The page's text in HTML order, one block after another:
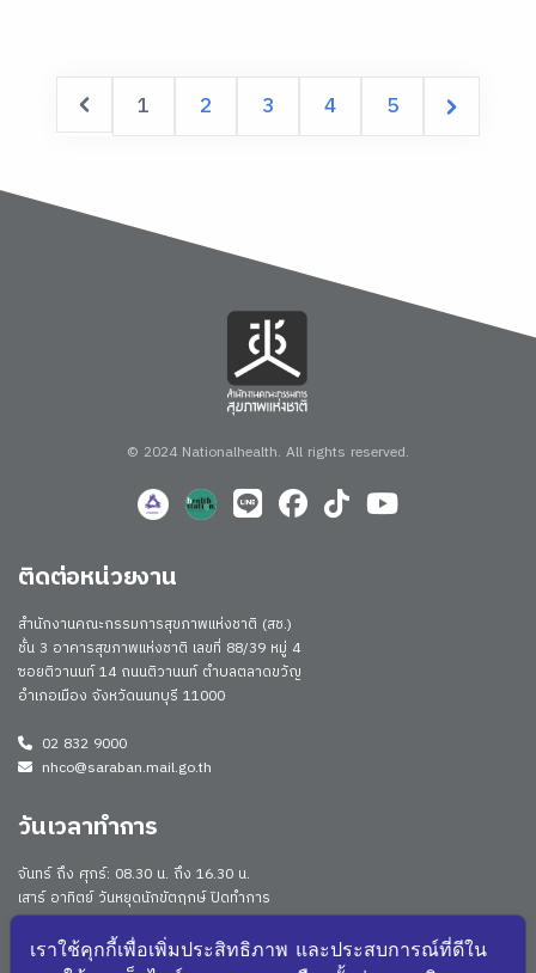
1 2 3 4 5
© 2024 Nationalhealth. All rights reserved.
ติดต่อหน่วยงาน
สำนักงานคณะกรรมการสุขภาพแห่งชาติ (สช.)
ชั้น 3 อาคารสุขภาพแห่งชาติ เลขที่ 88/39 หมู่ 4
ซอยติวานนท์ 14 ถนนติวานนท์ ตำบลตลาดขวัญ
อำเภอเมือง จังหวัดนนทบุรี 11000
02 832 9000
nhco@saraban.mail.go.th
วันเวลาทำการ
จันทร์ ถึง ศุกร์: 08.30 น. ถึง 16.30 น.
เสาร์ อาทิตย์ วันหยุดนักขัตฤกษ์ ปิดทำการ
Work From Anywhere (WFA)/ Work From Home (WFH)
ดูประกาศนโยบาย
เราใช้คุกกี้เพื่อเพิ่มประสิทธิภาพ และประสบการณ์ที่ดีใน